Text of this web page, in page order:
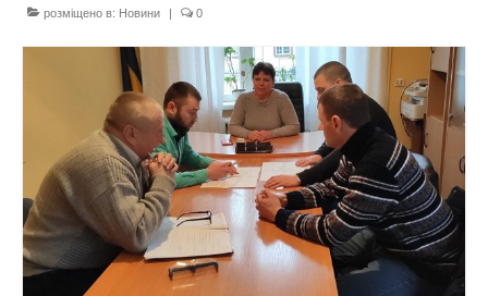
Технічна рада
Законодавство
Контакти
Діяльність
Водогосподарська обстановка
Управління водними ресурсами
Поверхневі води
розміщено в: Новини | 0